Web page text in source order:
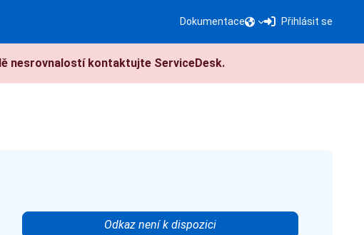
nesrovnalostí kontaktujte ServiceDesk.
Přihlásit se
Dokumentace
Odkaz není k dispozici